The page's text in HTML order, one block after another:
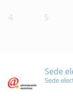
4 5
Sede
Sede